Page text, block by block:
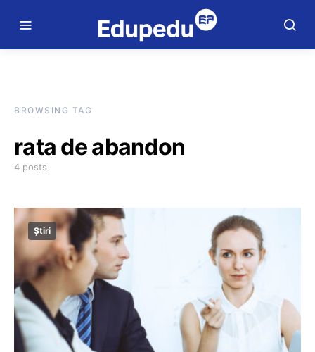
BROWSING TAG
rata de abandon
4 posts
Știri